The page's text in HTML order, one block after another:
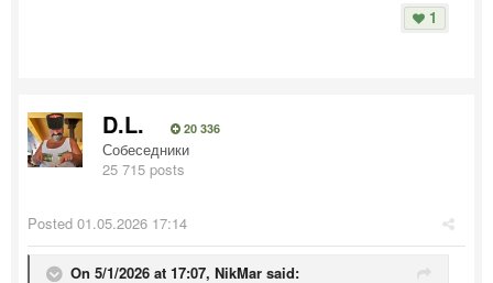
1
D.L. 20 336
Собеседники
25 715 posts
Posted 01.05.2026 17:14
On 5/1/2026 at 17:07, NikMar said: